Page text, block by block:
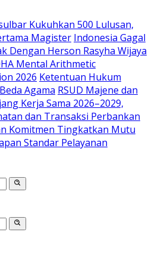
Kukuhkan 500 Lulusan,
Magister Indonesia Gagal
Dengan Herson Rasyha Wijaya
Mental Arithmetic
2026 Ketentuan Hukum
Agama RSUD Majene dan
Kerja Sama 2026–2029,
dan Transaksi Perbankan
Komitmen Tingkatkan Mutu
Standar Pelayanan